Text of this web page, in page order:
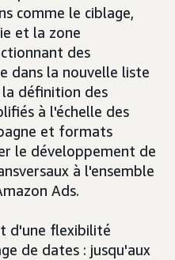
comme le ciblage,
et la zone
des
dans la nouvelle liste
définition des
à l'échelle des
et formats
le développement de
à l'ensemble
Ads.
d'une flexibilité
de dates : jusqu'aux